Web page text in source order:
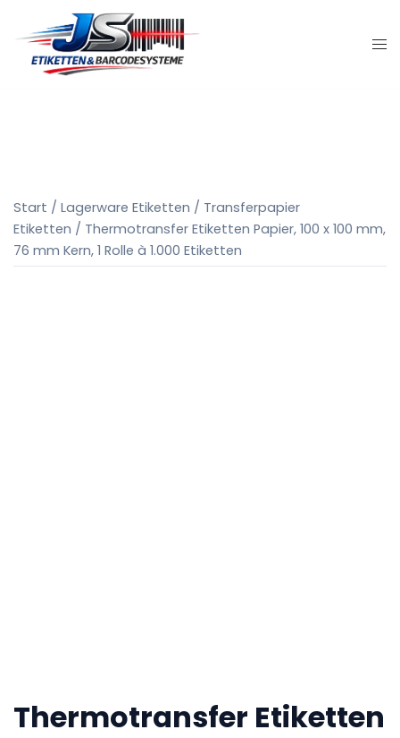
Inhalt
springen
Start / Lagerware Etiketten / Transferpapier
Etiketten / Thermotransfer Etiketten Papier, 100 x 100 mm,
76 mm Kern, 1 Rolle à 1.000 Etiketten
Thermotransfer Etiketten